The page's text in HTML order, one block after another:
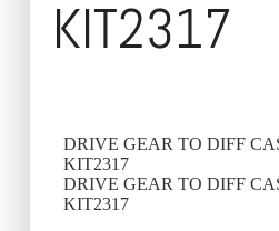
KIT2317
DRIVE GEAR TO DIFF
KIT2317
DRIVE GEAR TO DIFF
KIT2317